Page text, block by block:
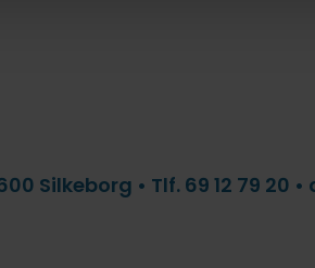
Silkeborg • Tlf. 69 12 79